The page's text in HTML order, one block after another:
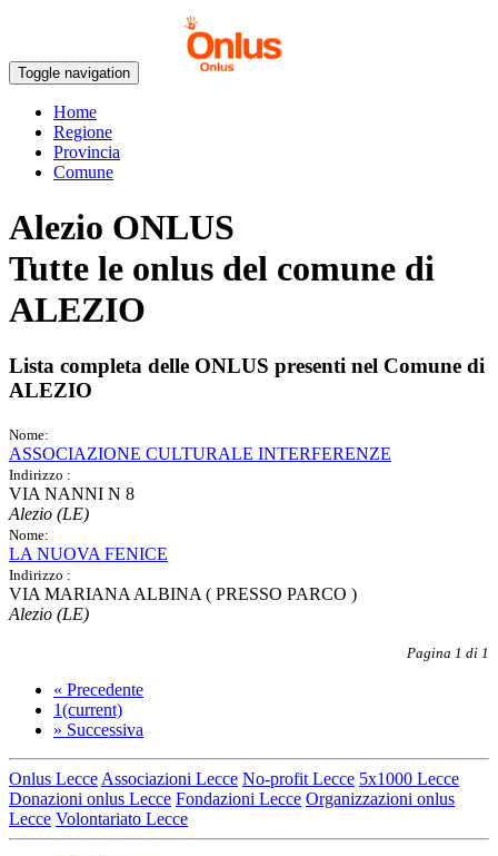
Toggle navigation
Home
Regione
Provincia
Comune
Alezio ONLUS
Tutte le onlus del comune di
ALEZIO
Lista completa delle ONLUS presenti nel Comune di
ALEZIO
Nome:
ASSOCIAZIONE CULTURALE INTERFERENZE
Indirizzo :
VIA NANNI N 8
Alezio (LE)
Nome:
LA NUOVA FENICE
Indirizzo :
VIA MARIANA ALBINA ( PRESSO PARCO )
Alezio (LE)
Pagina 1 di 1
« Precedente
1(current)
» Successiva
Onlus Lecce Associazioni Lecce No-profit Lecce 5x1000 Lecce
Donazioni onlus Lecce Fondazioni Lecce Organizzazioni onlus
Lecce Volontariato Lecce